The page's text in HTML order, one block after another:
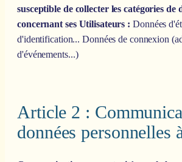
susceptible de collecter les catégories de
concernant ses Utilisateurs : Données
d'identification... Données de connexion
d'événements...)
Article 2 :
données personnelles